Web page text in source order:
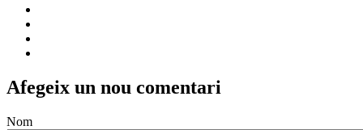
Afegeix un nou comentari
Nom